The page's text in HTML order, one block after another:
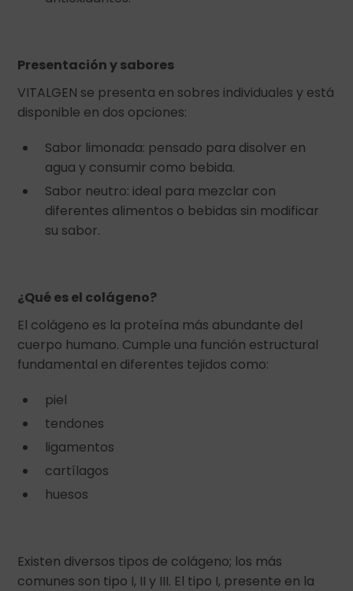
Presentación y sabores
VITALGEN se presenta en sobres individuales y está
disponible en dos opciones:
Sabor limonada: pensado para disolver en
agua y consumir como bebida.
Sabor neutro: ideal para mezclar con
diferentes alimentos o bebidas sin modificar
su sabor.
¿Qué es el colágeno?
El colágeno es la proteína más abundante del
cuerpo humano. Cumple una función estructural
fundamental en diferentes tejidos como:
piel
tendones
ligamentos
cartílagos
huesos
Existen diversos tipos de colágeno; los más
comunes son tipo I, II y III. El tipo I, presente en la